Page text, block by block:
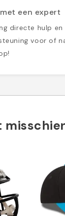
een expert
directe hulp en
voor of